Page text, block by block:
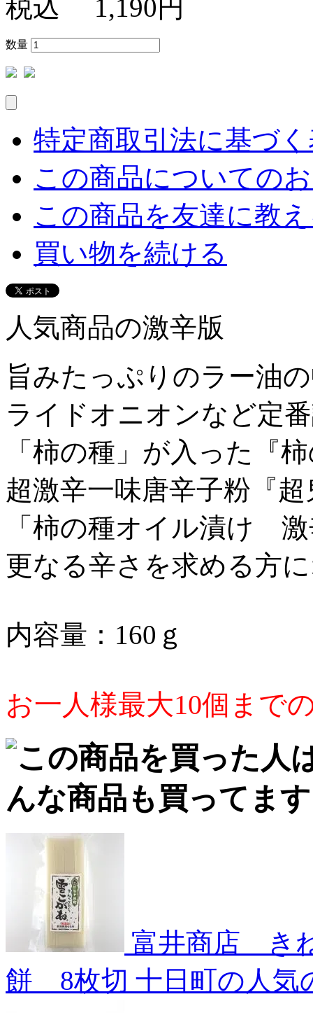
税込 1,190円
数量
特定商取引法に基づ
この商品についての
この商品を友達に教
買い物を続ける
人気商品の激辛版
旨みたっぷりのラー油
ライドオニオンなど定
「柿の種」が入った『
超激辛一味唐辛子粉『
「柿の種オイル漬け
更なる辛さを求める方
内容量：160ｇ
お一人様最大10個まで
富井商店 き
餅 8枚切 十日町の人気